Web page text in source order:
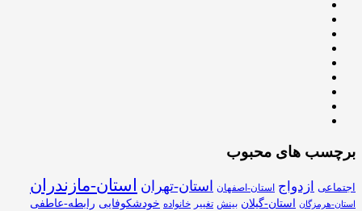
برچسب های محبوب
اجتماعی ازدواج استان-اصفهان استان-تهران استان-مازندران
استان-هرمزگان استان-گیلان بینش تغییر خانواده خودشکوفایی رابطه-عاطفی